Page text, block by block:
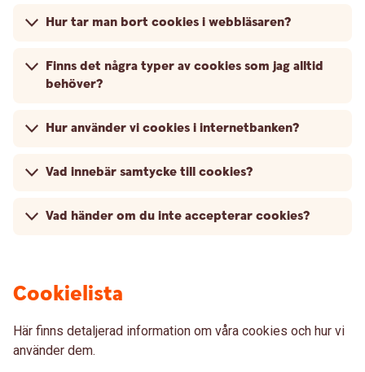
Hur tar man bort cookies i webbläsaren?
Finns det några typer av cookies som jag alltid
behöver?
Hur använder vi cookies i internetbanken?
Vad innebär samtycke till cookies?
Vad händer om du inte accepterar cookies?
Cookielista
Här finns detaljerad information om våra cookies och hur vi
använder dem.